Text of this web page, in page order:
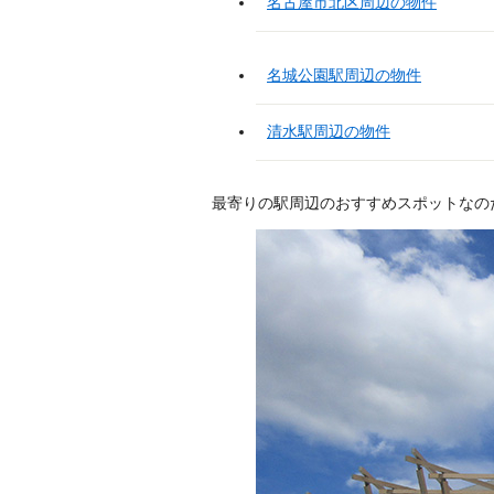
名城公園駅周辺の物件
清水駅周辺の物件
最寄りの駅周辺のおすすめスポットなの